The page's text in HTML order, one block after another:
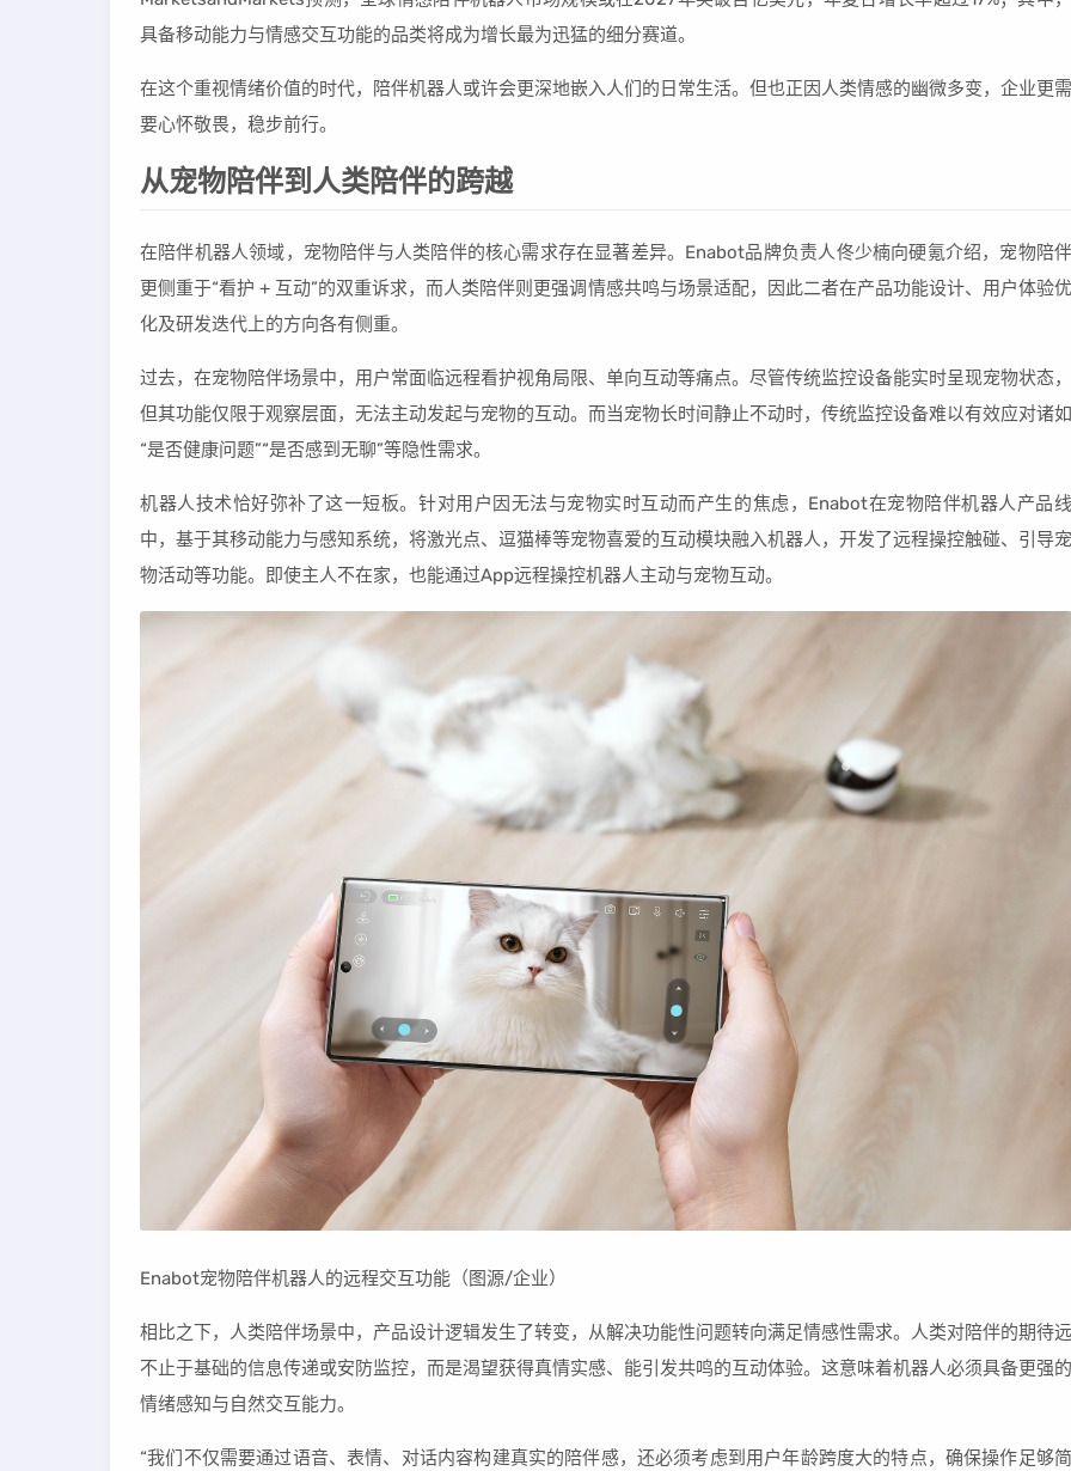
具备移动能力与情感交互功能的品类将成为增长最为迅猛的细分赛道。
在这个重视情绪价值的时代，陪伴机器人或许会更深地嵌入人们的日常生活。但也正因人类情感的幽微多变，企业更需
要心怀敬畏，稳步前行。
从宠物陪伴到人类陪伴的跨越
在陪伴机器人领域，宠物陪伴与人类陪伴的核心需求存在显著差异。Enabot品牌负责人佟少楠向硬氪介绍，宠物陪伴
更侧重于“看护 + 互动”的双重诉求，而人类陪伴则更强调情感共鸣与场景适配，因此二者在产品功能设计、用户体验优
化及研发迭代上的方向各有侧重。
过去，在宠物陪伴场景中，用户常面临远程看护视角局限、单向互动等痛点。尽管传统监控设备能实时呈现宠物状态，
但其功能仅限于观察层面，无法主动发起与宠物的互动。而当宠物长时间静止不动时，传统监控设备难以有效应对诸如
“是否健康问题”“是否感到无聊”等隐性需求。
机器人技术恰好弥补了这一短板。针对用户因无法与宠物实时互动而产生的焦虑，Enabot在宠物陪伴机器人产品线
中，基于其移动能力与感知系统，将激光点、逗猫棒等宠物喜爱的互动模块融入机器人，开发了远程操控触碰、引导宠
物活动等功能。即使主人不在家，也能通过App远程操控机器人主动与宠物互动。
Enabot宠物陪伴机器人的远程交互功能（图源/企业）
相比之下，人类陪伴场景中，产品设计逻辑发生了转变，从解决功能性问题转向满足情感性需求。人类对陪伴的期待远
不止于基础的信息传递或安防监控，而是渴望获得真情实感、能引发共鸣的互动体验。这意味着机器人必须具备更强的
情绪感知与自然交互能力。
“我们不仅需要通过语音、表情、对话内容构建真实的陪伴感，还必须考虑到用户年龄跨度大的特点，确保操作足够简